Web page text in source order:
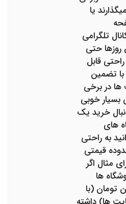
یا
تلگرامی
روزها حتی
راحتی قابل
تضمین
در برخی
بسیار خوبی
خرید یک
های
به راحتی
قیمتی
مثال اگر
ها
۱ میلیون تومان (با